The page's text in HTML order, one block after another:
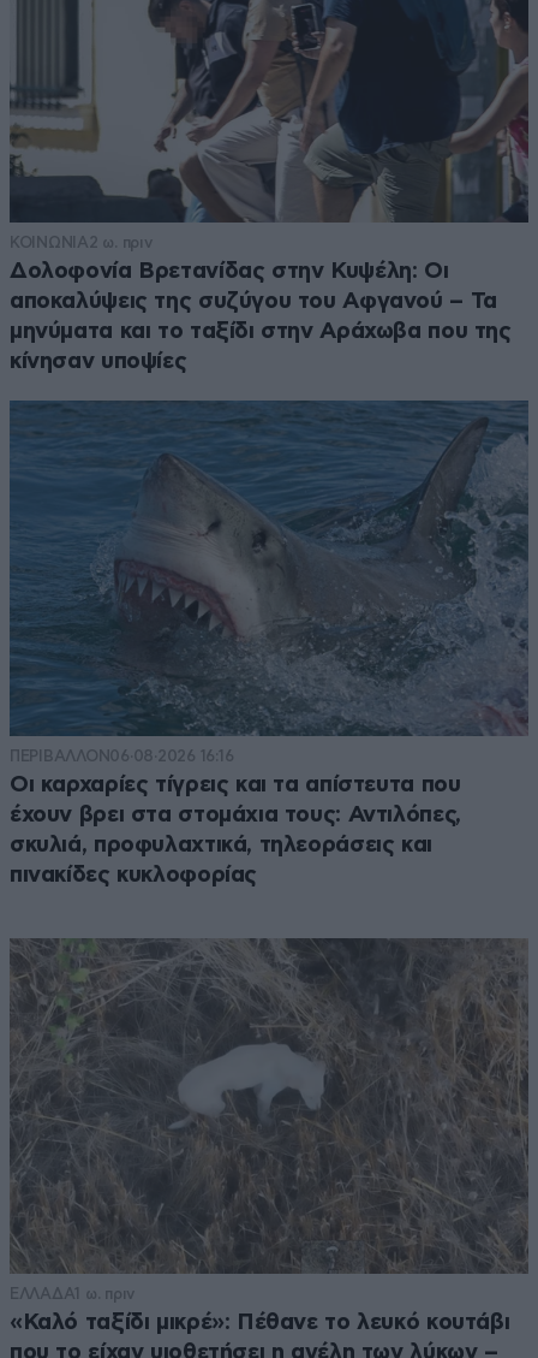
ΚΟΙΝΩΝΙΑ2 ω. πριν
Δολοφονία Βρετανίδας στην Κυψέλη: Οι
αποκαλύψεις της συζύγου του Αφγανού – Τα
μηνύματα και το ταξίδι στην Αράχωβα που της
κίνησαν υποψίες
ΠΕΡΙΒΑΛΛΟΝ 06·08·2026 16:16
Οι καρχαρίες τίγρεις και τα απίστευτα που
έχουν βρει στα στομάχια τους: Αντιλόπες,
σκυλιά, προφυλαχτικά, τηλεοράσεις και
πινακίδες κυκλοφορίας
ΕΛΛΑΔΑ1 ω. πριν
«Καλό ταξίδι μικρέ»: Πέθανε το λευκό κουτάβι
που το είχαν υιοθετήσει η αγέλη των λύκων –